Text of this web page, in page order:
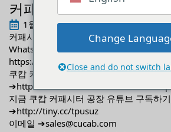
커패시터 생산용 2차 멤
1월 10th, 2023
커패시터 생산용 2차 멤브레인 재료
WhatsApp➔을 통해 커패시터 구매하기
https://api.whatsapp.com/
쿠캅 커패시터 팩토리 페이스북
➔https://www.facebook.com/
지금 쿠캅 커패시터 공장 유튜브 구독하기
➔http://tiny.cc/tpusuz
이메일 ➔sales@cucab.com
Change
Close and do not switch